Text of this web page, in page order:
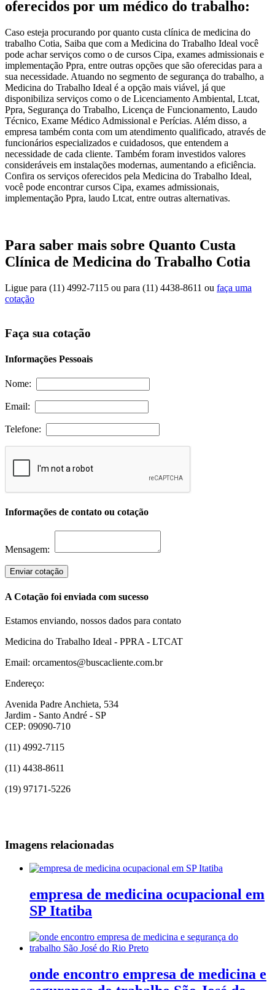
oferecidos por um médico do trabalho:
Caso esteja procurando por quanto custa clínica de medicina do
trabalho Cotia, Saiba que com a Medicina do Trabalho Ideal você
pode achar serviços como o de cursos Cipa, exames admissionais e
implementação Ppra, entre outras opções que são oferecidas para a
sua necessidade. Atuando no segmento de segurança do trabalho, a
Medicina do Trabalho Ideal é a opção mais viável, já que
disponibiliza serviços como o de Licenciamento Ambiental, Ltcat,
Ppra, Segurança do Trabalho, Licença de Funcionamento, Laudo
Técnico, Exame Médico Admissional e Perícias. Além disso, a
empresa também conta com um atendimento qualificado, através de
funcionários especializados e cuidadosos, que entendem a
necessidade de cada cliente. Também foram investidos valores
consideráveis em instalações modernas, aumentando a eficiência.
Confira os serviços oferecidos pela Medicina do Trabalho Ideal,
você pode encontrar cursos Cipa, exames admissionais,
implementação Ppra, laudo Ltcat, entre outras alternativas.
Para saber mais sobre Quanto Custa
Clínica de Medicina do Trabalho Cotia
Ligue para (11) 4992-7115 ou para (11) 4438-8611 ou faça uma
cotação
Faça sua cotação
Informações Pessoais
Nome:
Email:
Telefone:
Informações de contato ou cotação
Mensagem:
Enviar cotação
A Cotação foi enviada com sucesso
Estamos enviando, nossos dados para contato
Medicina do Trabalho Ideal - PPRA - LTCAT
Email: orcamentos@buscacliente.com.br
Endereço:
Avenida Padre Anchieta, 534
Jardim - Santo André - SP
CEP: 09090-710
(11) 4992-7115
(11) 4438-8611
(19) 97171-5226
Imagens relacionadas
empresa de medicina ocupacional em
SP Itatiba
onde encontro empresa de medicina e